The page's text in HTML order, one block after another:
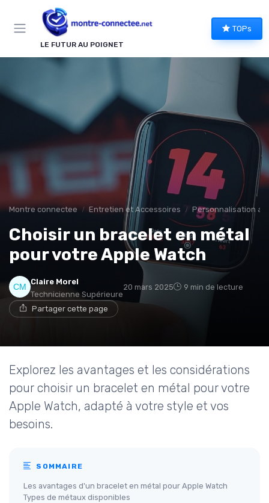
LE FUTUR AU POIGNET
TOPs
Montre connectee Entretien et Accessoires Personnalisation
Choisir un bracelet en métal
pour votre Apple Watch
Claire Morel
Technicienne Supérieure
20 mars 2025 9 min de lecture
Partager cette page
Explorez les avantages et les considérations
pour choisir un bracelet en métal pour votre
Apple Watch, adapté à votre style et vos
besoins.
SOMMAIRE
Les avantages d'un bracelet en métal pour Apple Watch
Types de métaux disponibles
Panneau de gestion des cookies